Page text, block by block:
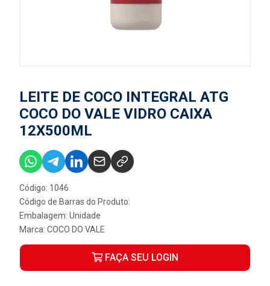
LEITE DE COCO INTEGRAL ATG
COCO DO VALE VIDRO CAIXA
12X500ML
Código: 1046
Código de Barras do Produto:
Embalagem: Unidade
Marca: COCO DO VALE
FAÇA SEU LOGIN